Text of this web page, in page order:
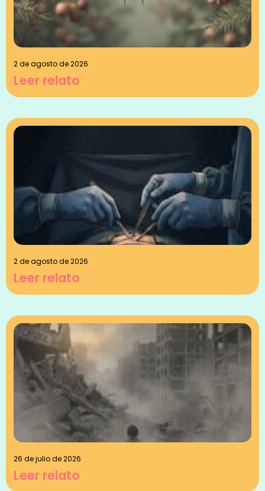
2 de agosto de 2026
Leer relato
2 de agosto de 2026
Leer relato
26 de julio de 2026
Leer relato